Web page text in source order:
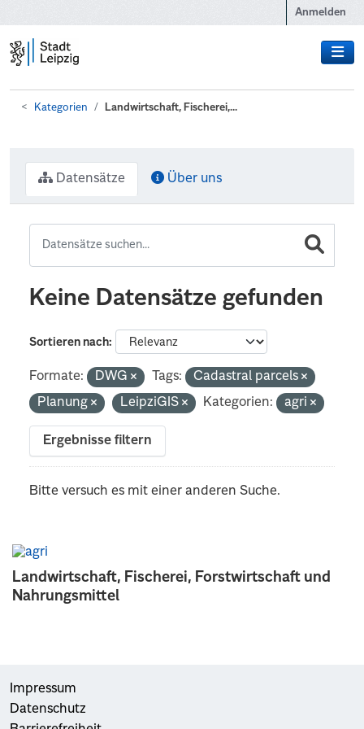
Anmelden
Kategorien Landwirtschaft, Fischerei,...
Landwirtschaft, Fischerei, Forstwirtschaft und
Nahrungsmittel
Datensätze Über uns
Keine Datensätze gefunden
Sortieren nach
Formate: DWG Tags:
Cadastral parcels
Planung
LeipziGIS Kategorien: agri
Ergebnisse filtern
Bitte versuch es mit einer anderen Suche.
Impressum
Datenschutz